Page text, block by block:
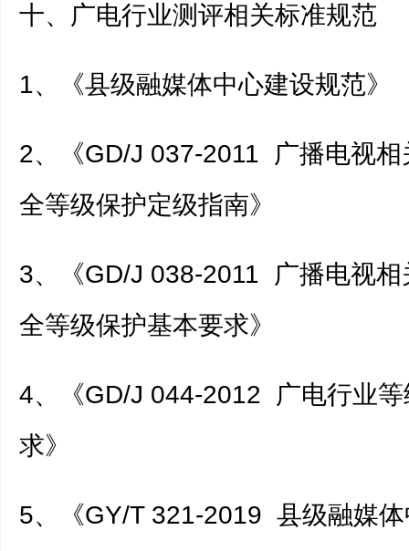
十、广电行业测评相关标准规范
1、《县级融媒体中心建设规范》
2、《GD/J 037-2011 广播电视相
全等级保护定级指南》
3、《GD/J 038-2011 广播电视相
全等级保护基本要求》
4、《GD/J 044-2012 广电行业
求》
5、《GY/T 321-2019 县级融媒